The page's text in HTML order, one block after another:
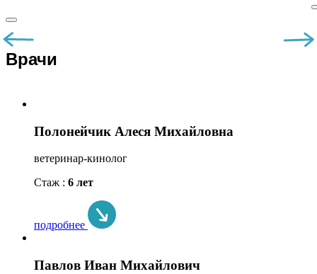
Врачи
Полонейчик Алеся Михайловна
ветеринар-кинолог
Стаж : 6 лет
подробнее
Павлов Иван Михайлович